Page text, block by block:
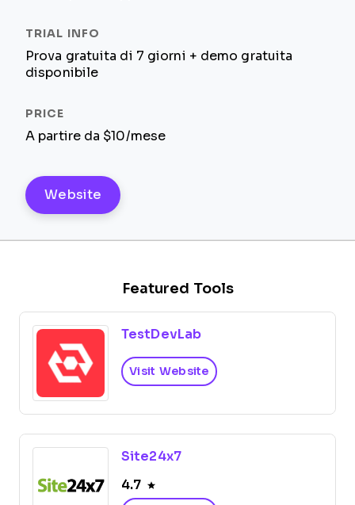
Prova gratuita di 7 giorni + demo gratuita
disponibile
A partire da $10/mese
Website
Featured Tools
TestDevLab
Visit Website
Site24x7
4.7